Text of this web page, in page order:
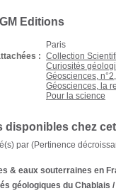
Editions
Paris
: Collection
Curiosités
Géosciences,
Géosciences, la
Pour la science
disponibles chez
par (Pertinence
& eaux souterraines en
géologiques du Chablais /